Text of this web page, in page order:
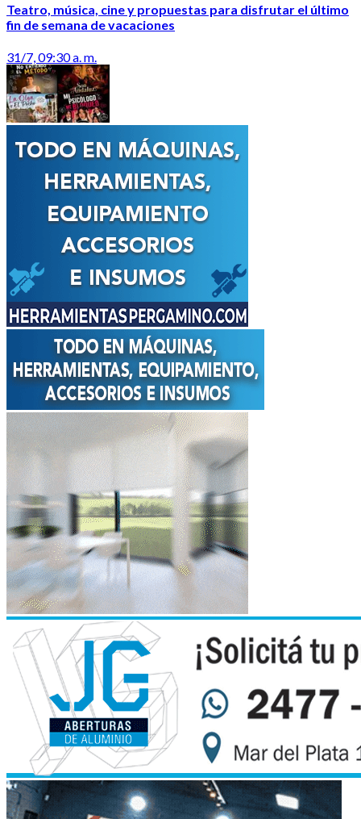
Teatro, música, cine y propuestas para disfrutar el último
fin de semana de vacaciones
31/7, 09:30 a. m.